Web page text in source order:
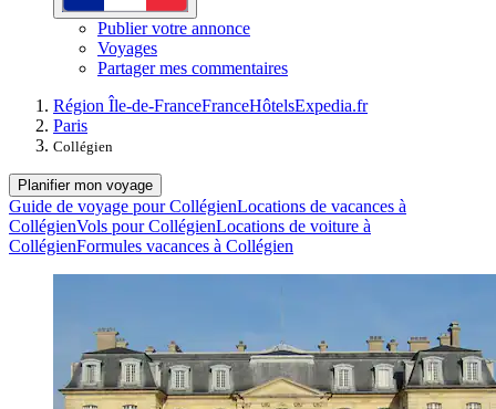
Publier votre annonce
Voyages
Partager mes commentaires
Région Île-de-FranceFranceHôtelsExpedia.fr
Paris
Collégien
Planifier mon voyage
Guide de voyage pour CollégienLocations de vacances à
CollégienVols pour CollégienLocations de voiture à
CollégienFormules vacances à Collégien